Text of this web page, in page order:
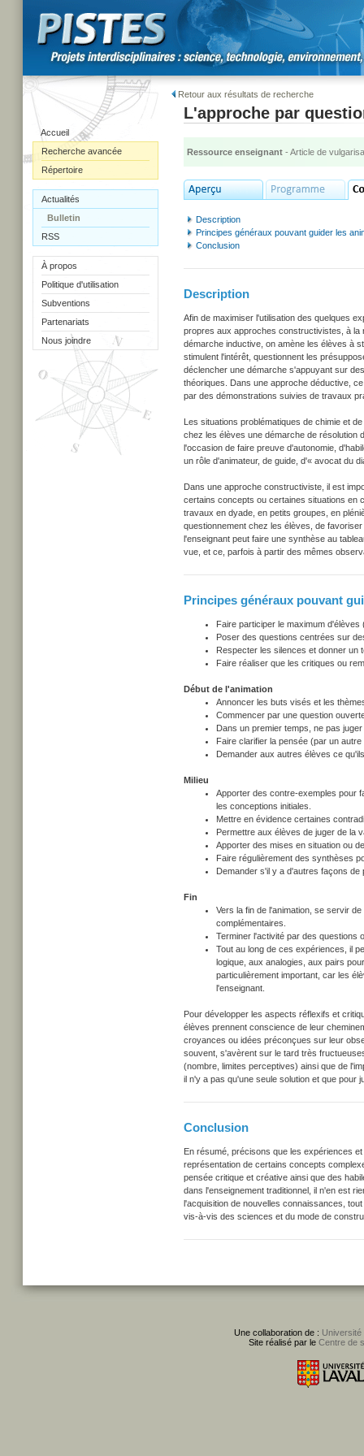
Accueil
Recherche avancée
Répertoire
Actualités
Bulletin
RSS
À propos
Politique d'utilisation
Subventions
Partenariats
Nous joindre
Retour aux résultats de recherche
L'approche par
Ressource enseignant - Article de
Description
Principes généraux pouvant guider les
Conclusion
Description
Afin de maximiser l'utilisation des quelques
propres aux approches constructivistes, à la
démarche inductive, on amène les élèves à
stimulent l'intérêt, questionnent les
déclencher une démarche s'appuyant sur
théoriques. Dans une approche déductive,
par des démonstrations suivies de travaux
Les situations problématiques de chimie et
chez les élèves une démarche de résolution
l'occasion de faire preuve d'autonomie,
un rôle d'animateur, de guide, d'« avocat du
Dans une approche constructiviste, il est
certains concepts ou certaines situations en
travaux en dyade, en petits groupes, en
questionnement chez les élèves, de
l'enseignant peut faire une synthèse au
vue, et ce, parfois à partir des mêmes
Principes généraux pouvant
Faire participer le maximum
Poser des questions centrées sur
Respecter les silences et donner un
Faire réaliser que les critiques ou
Début de l'animation
Annoncer les buts visés et les
Commencer par une question
Dans un premier temps, ne pas
Faire clarifier la pensée (par un
Demander aux autres élèves ce
Milieu
Apporter des contre-exemples pour
les conceptions initiales.
Mettre en évidence certaines
Permettre aux élèves de juger de la
Apporter des mises en situation ou
Faire régulièrement des synthèses
Demander s'il y a d'autres façons
Fin
Vers la fin de l'animation, se servir
complémentaires.
Terminer l'activité par des questions
Tout au long de ces expériences, il
logique, aux analogies, aux pairs
particulièrement important, car les
l'enseignant.
Pour développer les aspects réflexifs et
élèves prennent conscience de leur
croyances ou idées préconçues sur leur
souvent, s'avèrent sur le tard très
(nombre, limites perceptives) ainsi que de
il n'y a pas qu'une seule solution et que pour
Conclusion
En résumé, précisons que les expériences
représentation de certains concepts
pensée critique et créative ainsi que des
dans l'enseignement traditionnel, il n'en est
l'acquisition de nouvelles connaissances,
vis-à-vis des sciences et du mode de
Une collaboration de : Université
Site réalisé par le Centre de